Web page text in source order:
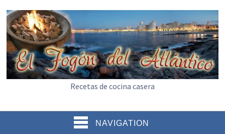
Recetas de cocina casera
NAVIGATION